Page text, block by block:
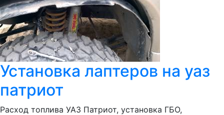
Установка лаптеров на уаз
патриот
Расход топлива УАЗ Патриот, установка ГБО,